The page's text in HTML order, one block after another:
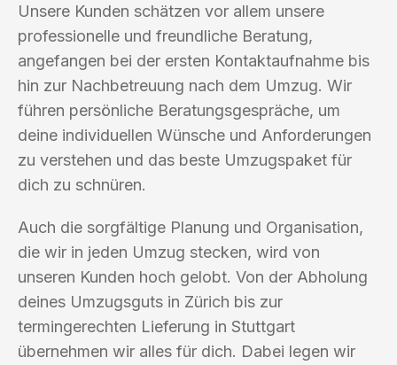
Unsere Kunden schätzen vor allem unsere
professionelle und freundliche Beratung,
angefangen bei der ersten Kontaktaufnahme bis
hin zur Nachbetreuung nach dem Umzug. Wir
führen persönliche Beratungsgespräche, um
deine individuellen Wünsche und Anforderungen
zu verstehen und das beste Umzugspaket für
dich zu schnüren.
Auch die sorgfältige Planung und Organisation,
die wir in jeden Umzug stecken, wird von
unseren Kunden hoch gelobt. Von der Abholung
deines Umzugsguts in Zürich bis zur
termingerechten Lieferung in Stuttgart
übernehmen wir alles für dich. Dabei legen wir